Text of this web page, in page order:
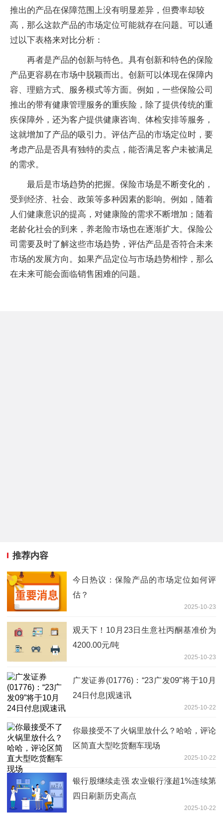
推出的产品在保障范围上没有明显差异，但费率却较
高，那么这款产品的市场定位可能就存在问题。可以通
过以下表格来对比分析：
再者是产品的创新与特色。具有创新和特色的保险
产品更容易在市场中脱颖而出。创新可以体现在保障内
容、理赔方式、服务模式等方面。例如，一些保险公司
推出的带有健康管理服务的重疾险，除了提供传统的重
疾保障外，还为客户提供健康咨询、体检安排等服务，
这就增加了产品的吸引力。评估产品的市场定位时，要
考虑产品是否具有独特的卖点，能否满足客户未被满足
的需求。
最后是市场趋势的把握。保险市场是不断变化的，
受到经济、社会、政策等多种因素的影响。例如，随着
人们健康意识的提高，对健康险的需求不断增加；随着
老龄化社会的到来，养老险市场也在逐渐扩大。保险公
司需要及时了解这些市场趋势，评估产品是否符合未来
市场的发展方向。如果产品定位与市场趋势相悖，那么
在未来可能会面临销售困难的问题。
推荐内容
今日热议：保险产品的市场定位如何评
估？
2025-10-23
观天下！10月23日生意社丙酮基准价为
4200.00元/吨
2025-10-23
广发证券(01776)：“23广发09”将于10月
24日付息|观速讯
2025-10-22
你最接受不了火锅里放什么？哈哈，评论
区简直大型吃货翻车现场
2025-10-22
银行股继续走强 农业银行涨超1%连续第
四日刷新历史高点
2025-10-22